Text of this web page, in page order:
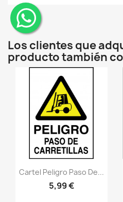
Los clientes que
producto también
visibilityVistazo rápido
Cartel Peligro Paso De...
5,99 €
¨